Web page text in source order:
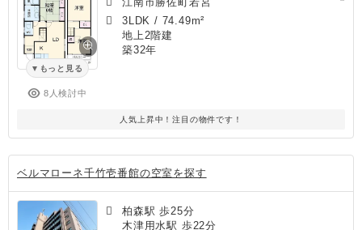
もっと見る
8人検討中
3LDK / 74.49m²
地上2階建
築32年
人気上昇中！注目の物件です！
ベルマローネ千竹壱番館の空室を探す
柏森駅 歩25分
木津用水駅 歩22分